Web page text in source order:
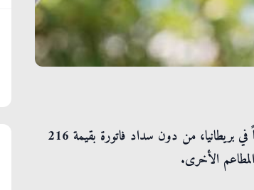
سرايا - وثّقت كاميرات المراقبة لحظة مغادرة عائلة مكونة من 9 أشخاص مطعماً تركياً في بريطانيا، من دون سداد فاتورة بقيمة 216
الأخرى.